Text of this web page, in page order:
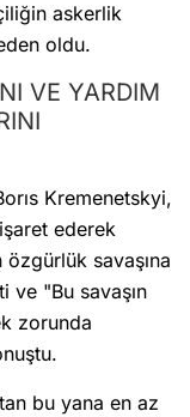
askerlik
oldu.
VE YARDIM
Kremenetskyi,
ederek
özgürlük savaşına
ve "Bu savaşın
zorunda
bu yana en az